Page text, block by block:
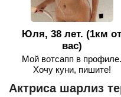
Юля, 38 лет. (1км от
вас)
Мой вотсапп в профиле.
Хочу куни, пишите!
Актриса шарлиз